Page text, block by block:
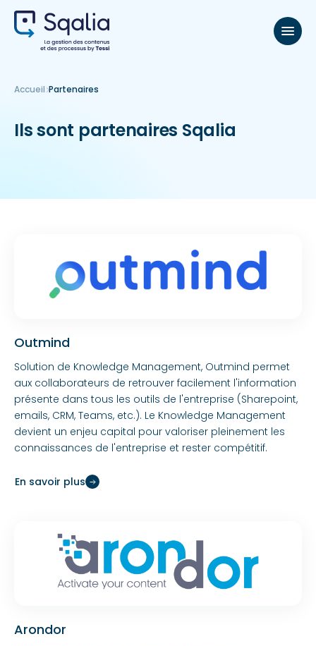
Accueil Partenaires
Ils sont partenaires Sqalia
Outmind
Solution de Knowledge Management, Outmind permet
aux collaborateurs de retrouver facilement l'information
présente dans tous les outils de l'entreprise (Sharepoint,
emails, CRM, Teams, etc.). Le Knowledge Management
devient un enjeu capital pour valoriser pleinement les
connaissances de l'entreprise et rester compétitif.
En savoir plus
Arondor